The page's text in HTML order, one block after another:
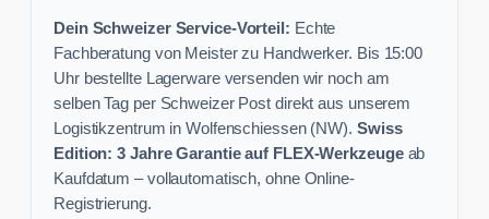
Dein Schweizer Service-Vorteil: Echte
Fachberatung von Meister zu Handwerker. Bis 15:00
Uhr bestellte Lagerware versenden wir noch am
selben Tag per Schweizer Post direkt aus unserem
Logistikzentrum in Wolfenschiessen (NW). Swiss
Edition: 3 Jahre Garantie auf FLEX-Werkzeugeab
Kaufdatum – vollautomatisch, ohne Online-
Registrierung.